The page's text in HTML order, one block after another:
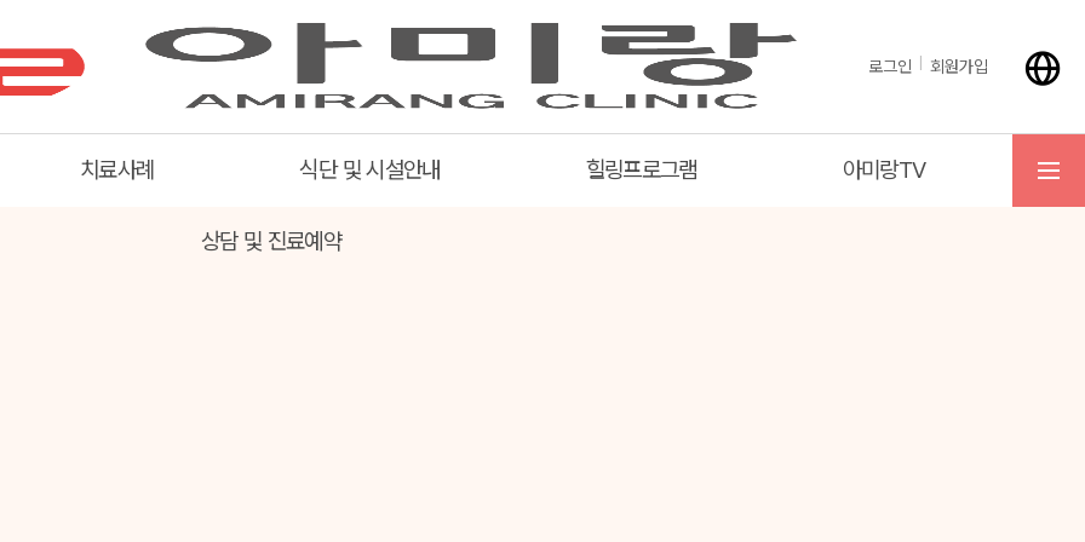
로그인 회원가입
치료사례 식단 및 시설안내 힐링프로그램 아미랑TV
상담 및 진료예약
메뉴